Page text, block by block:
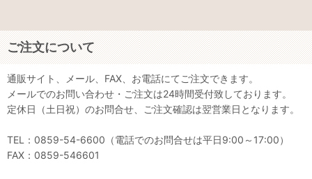
ご注文について
通販サイト、メール、FAX、お電話にてご注文できます。
メールでのお問い合わせ・ご注文は24時間受付致しております。
定休日（土日祝）のお問合せ、ご注文確認は翌営業日となります。
TEL：0859-54-6600（電話でのお問合せは平日9:00～17:00）
FAX：0859-546601